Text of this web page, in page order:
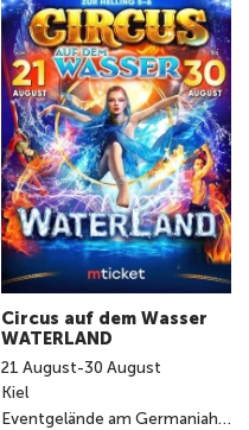
Circus auf dem Wasser
WATERLAND
21 August-30 August
Kiel
Eventgelände am Germaniahafen